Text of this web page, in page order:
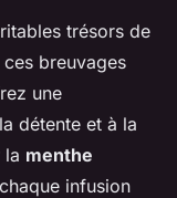
trésors de
breuvages
une
détente et à la
la menthe
infusion